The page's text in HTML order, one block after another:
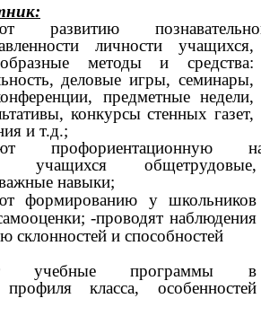
развитию
личности учащихся,
методы и средства:
деловые игры, семинары,
предметные недели,
конкурсы стенных газет,
и т.д.;
профориентационную
общетрудовые,
навыки;
формированию у школьников
-проводят наблюдения
склонностей и способностей
учебные программы в
класса, особенностей